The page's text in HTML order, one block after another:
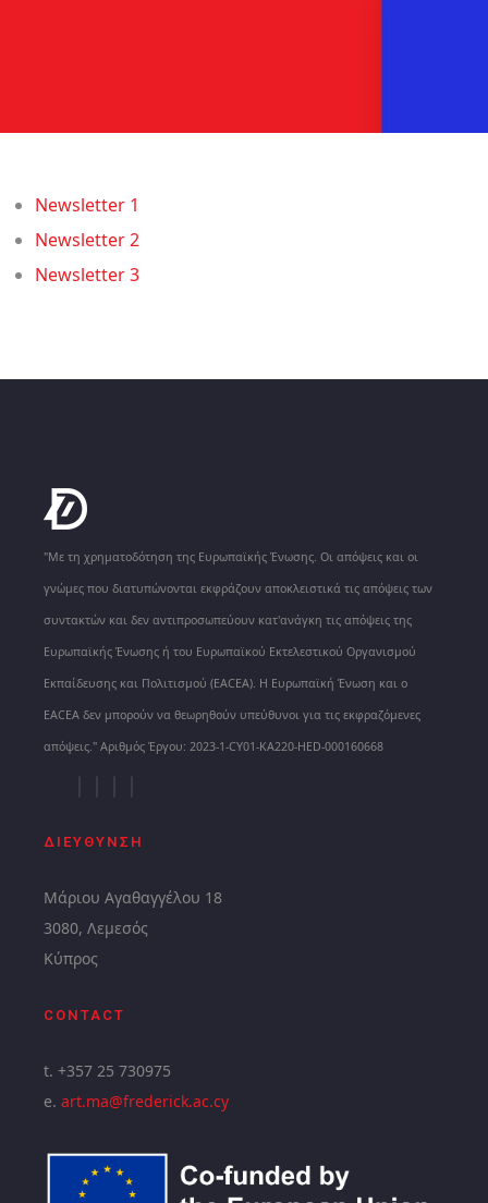
Newsletter 1
Newsletter 2
Newsletter 3
"Με τη χρηματοδότηση της Ευρωπαϊκής Ένωσης. Οι απόψεις και οι
γνώμες που διατυπώνονται εκφράζουν αποκλειστικά τις απόψεις των
συντακτών και δεν αντιπροσωπεύουν κατ'ανάγκη τις απόψεις της
Ευρωπαϊκής Ένωσης ή του Ευρωπαϊκού Εκτελεστικού Οργανισμού
Εκπαίδευσης και Πολιτισμού (EACEA). Η Ευρωπαϊκή Ένωση και ο
EACEA δεν μπορούν να θεωρηθούν υπεύθυνοι για τις εκφραζόμενες
απόψεις." Αριθμός Έργου: 2023-1-CY01-KA220-HED-000160668
ΔΙΕΥΘΥΝΣΗ
Μάριου Αγαθαγγέλου 18
3080, Λεμεσός
Κύπρος
CONTACT
t. +357 25 730975
e.art.ma@frederick.ac.cy